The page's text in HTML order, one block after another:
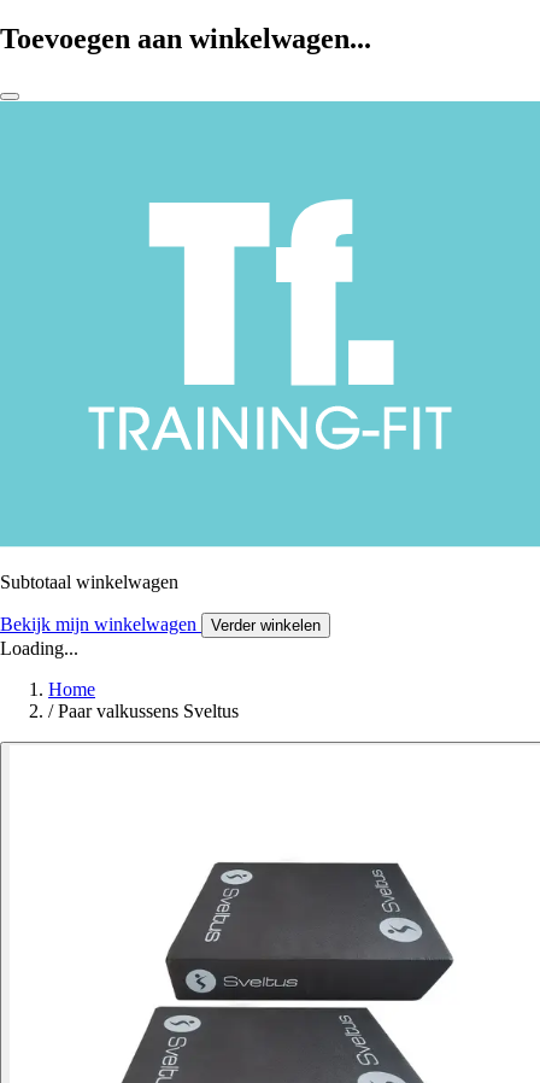
Toevoegen aan winkelwagen...
Subtotaal winkelwagen
Bekijk mijn winkelwagen Verder winkelen
Loading...
Home
/ Paar valkussens Sveltus